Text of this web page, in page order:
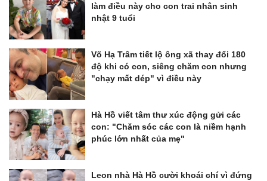
làm điều này cho con trai nhân sinh
nhật 9 tuổi
Võ Hạ Trâm tiết lộ ông xã thay đổi 180
độ khi có con, siêng chăm con nhưng
"chạy mất dép" vì điều này
Hà Hồ viết tâm thư xúc động gửi các
con: "Chăm sóc các con là niềm hạnh
phúc lớn nhất của mẹ"
Leon nhà Hà Hồ cười khoái chí vì đứng